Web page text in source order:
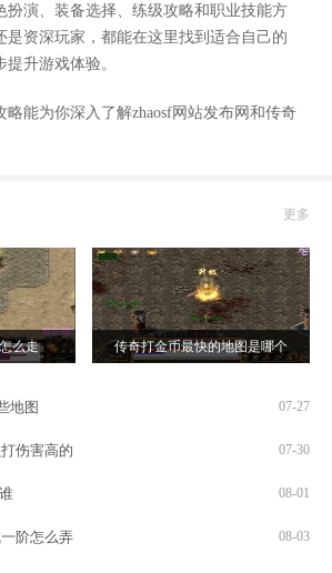
扮演、装备选择、练级攻略和职业技能方
是资深玩家，都能在这里找到适合自己的
升游戏体验。
略能为你深入了解zhaosf网站发布网和传奇
更多
么走 传奇打金币最快的地图是哪个
地图 07-27
伤害高的 07-30
08-01
阶怎么弄 08-03